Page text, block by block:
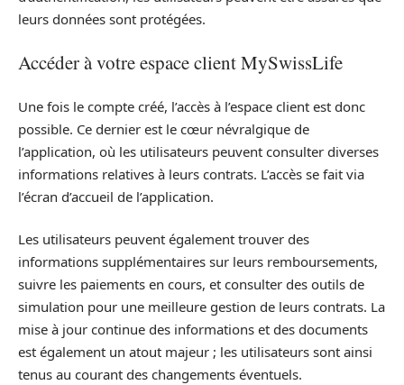
leurs données sont protégées.
Accéder à votre espace client MySwissLife
Une fois le compte créé, l’accès à l’espace client est donc
possible. Ce dernier est le cœur névralgique de
l’application, où les utilisateurs peuvent consulter diverses
informations relatives à leurs contrats. L’accès se fait via
l’écran d’accueil de l’application.
Les utilisateurs peuvent également trouver des
informations supplémentaires sur leurs remboursements,
suivre les paiements en cours, et consulter des outils de
simulation pour une meilleure gestion de leurs contrats. La
mise à jour continue des informations et des documents
est également un atout majeur ; les utilisateurs sont ainsi
tenus au courant des changements éventuels.